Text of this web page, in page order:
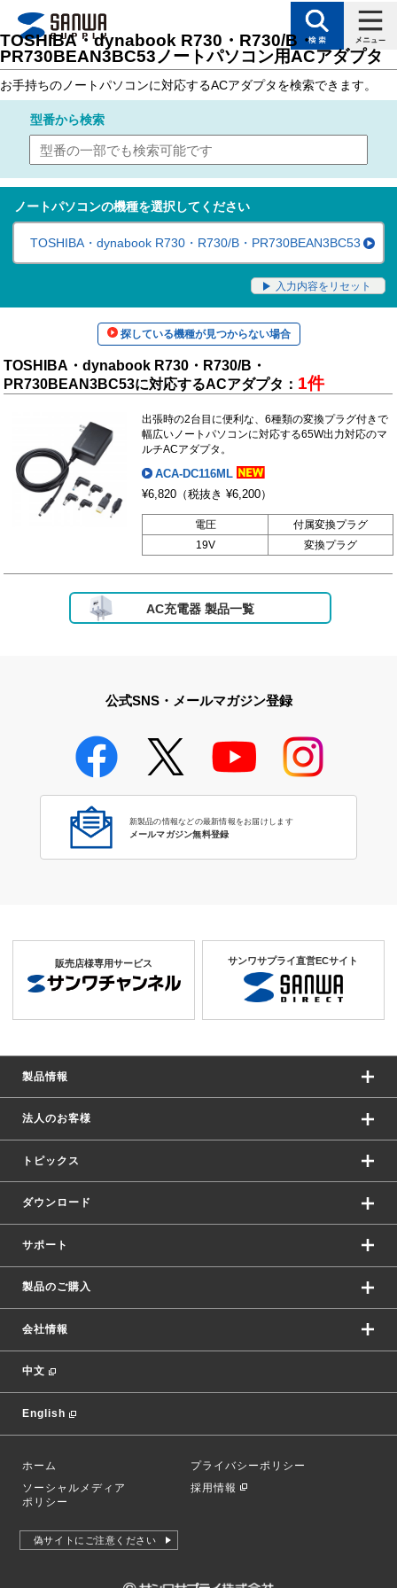
トップページ>サポート > ノートパソコン用
TOSHIBA・dynabook R730・R730/B・
PR730BEAN3BC53ノートパソコン用ACアダプタ
お手持ちのノートパソコンに対応するACアダプタを検索できます。
型番から検索
ノートパソコンの機種を選択してください
TOSHIBA・dynabook R730・R730/B・PR730BEAN3BC53
入力内容をリセット
探している機種が見つからない場合
TOSHIBA・dynabook R730・R730/B・
PR730BEAN3BC53に対応するACアダプタ： 1件
出張時の2台目に便利な、6種類の変換プラグ付きで
幅広いノートパソコンに対応する65W出力対応のマ
ルチACアダプタ。
ACA-DC116ML
¥6,820 （税抜き ¥6,200）
電圧
付属変換プラグ
19V
変換プラグ
AC充電器 製品一覧
公式SNS・メールマガジン登録
新製品の情報などの最新情報をお届けします
メールマガジン無料登録
販売店様専用サービス サンワサプライ直営ECサイト
製品情報
法人のお客様
トピックス
ダウンロード
サポート
製品のご購入
会社情報
中文
English
ホーム プライバシーポリシー
ソーシャルメディア
ポリシー
採用情報
偽サイトにご注意ください